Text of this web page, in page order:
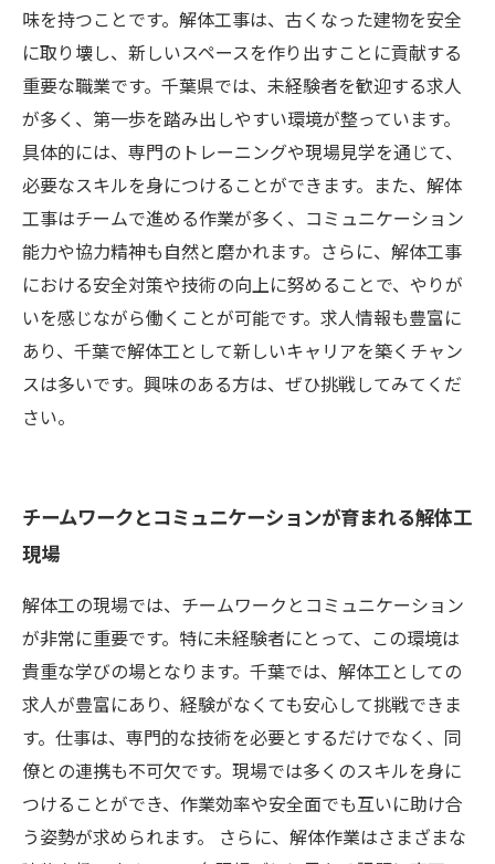
味を持つことです。解体工事は、古くなった建物を安全
に取り壊し、新しいスペースを作り出すことに貢献する
重要な職業です。千葉県では、未経験者を歓迎する求人
が多く、第一歩を踏み出しやすい環境が整っています。
具体的には、専門のトレーニングや現場見学を通じて、
必要なスキルを身につけることができます。また、解体
工事はチームで進める作業が多く、コミュニケーション
能力や協力精神も自然と磨かれます。さらに、解体工事
における安全対策や技術の向上に努めることで、やりが
いを感じながら働くことが可能です。求人情報も豊富に
あり、千葉で解体工として新しいキャリアを築くチャン
スは多いです。興味のある方は、ぜひ挑戦してみてくだ
さい。
チームワークとコミュニケーションが育まれる解体工
現場
解体工の現場では、チームワークとコミュニケーション
が非常に重要です。特に未経験者にとって、この環境は
貴重な学びの場となります。千葉では、解体工としての
求人が豊富にあり、経験がなくても安心して挑戦できま
す。仕事は、専門的な技術を必要とするだけでなく、同
僚との連携も不可欠です。現場では多くのスキルを身に
つけることができ、作業効率や安全面でも互いに助け合
う姿勢が求められます。 さらに、解体作業はさまざまな